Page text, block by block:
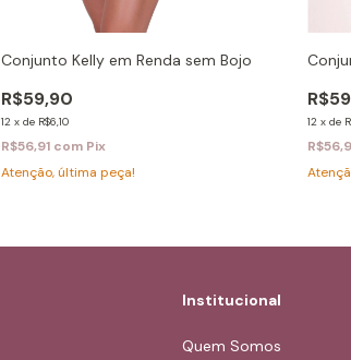
Conjunto Kelly em Renda sem Bojo
R$59,90
12 x de R$6,10
R$56,91 com Pix
Atenção, última peça!
12 x de
Institucional
Quem Somos